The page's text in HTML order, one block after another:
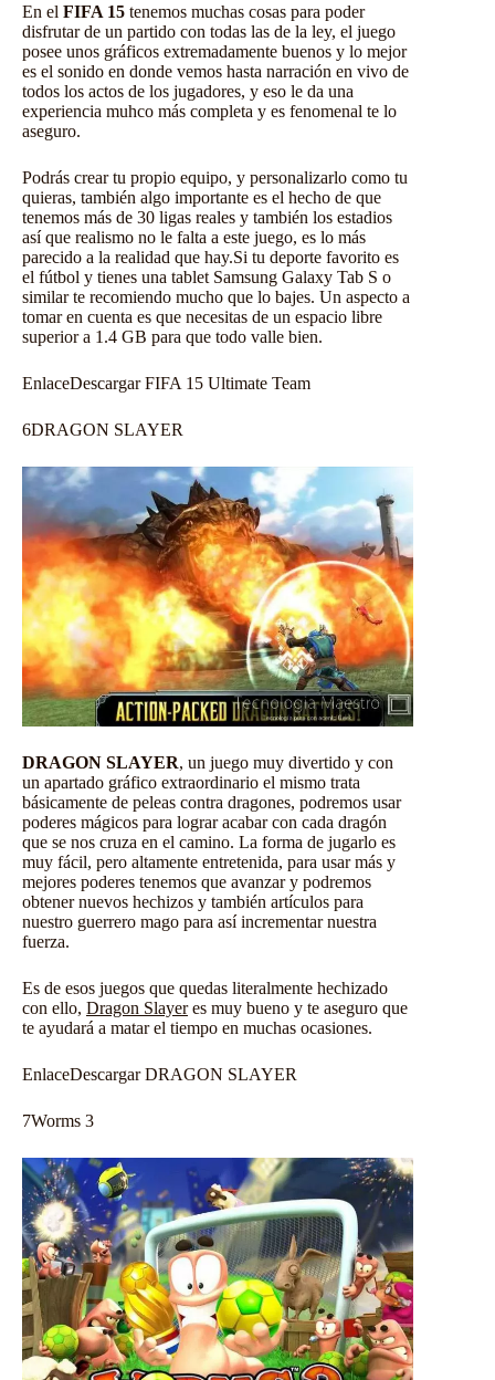
En el FIFA 15 tenemos muchas cosas para poder
disfrutar de un partido con todas las de la ley, el juego
posee unos gráficos extremadamente buenos y lo mejor
es el sonido en donde vemos hasta narración en vivo de
todos los actos de los jugadores, y eso le da una
experiencia muhco más completa y es fenomenal te lo
aseguro.
Podrás crear tu propio equipo, y personalizarlo como tu
quieras, también algo importante es el hecho de que
tenemos más de 30 ligas reales y también los estadios
así que realismo no le falta a este juego, es lo más
parecido a la realidad que hay.Si tu deporte favorito es
el fútbol y tienes una tablet Samsung Galaxy Tab S o
similar te recomiendo mucho que lo bajes. Un aspecto a
tomar en cuenta es que necesitas de un espacio libre
superior a 1.4 GB para que todo valle bien.
EnlaceDescargar FIFA 15 Ultimate Team
6DRAGON SLAYER
DRAGON SLAYER, un juego muy divertido y con
un apartado gráfico extraordinario el mismo trata
básicamente de peleas contra dragones, podremos usar
poderes mágicos para lograr acabar con cada dragón
que se nos cruza en el camino. La forma de jugarlo es
muy fácil, pero altamente entretenida, para usar más y
mejores poderes tenemos que avanzar y podremos
obtener nuevos hechizos y también artículos para
nuestro guerrero mago para así incrementar nuestra
fuerza.
Es de esos juegos que quedas literalmente hechizado
con ello, Dragon Slayeres muy bueno y te aseguro que
te ayudará a matar el tiempo en muchas ocasiones.
EnlaceDescargar DRAGON SLAYER
7Worms 3